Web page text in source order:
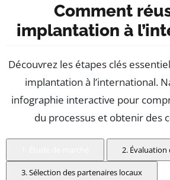
Comment
implantation à
Découvrez les étapes clés
implantation à l’international.
infographie interactive pour
du processus et obtenir des
2. Évaluation
3. Sélection des partenaires locaux